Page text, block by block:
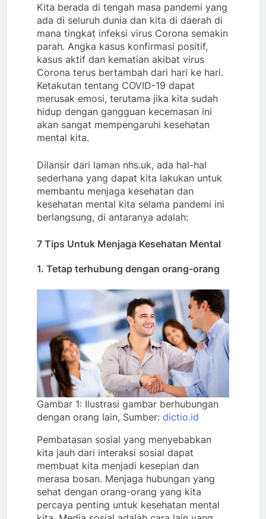
Kita berada di tengah masa pandemi yang
ada di seluruh dunia dan kita di daerah di
mana tingkat infeksi virus Corona semakin
parah. Angka kasus konfirmasi positif,
kasus aktif dan kematian akibat virus
Corona terus bertambah dari hari ke hari.
Ketakutan tentang COVID-19 dapat
merusak emosi, terutama jika kita sudah
hidup dengan gangguan kecemasan ini
akan sangat mempengaruhi kesehatan
mental kita.
Dilansir dari laman nhs.uk, ada hal-hal
sederhana yang dapat kita lakukan untuk
membantu menjaga kesehatan dan
kesehatan mental kita selama pandemi ini
berlangsung, di antaranya adalah:
7 Tips Untuk Menjaga Kesehatan Mental
1. Tetap terhubung dengan orang-orang
Gambar 1: Ilustrasi gambar berhubungan
dengan orang lain, Sumber: dictio.id
Pembatasan sosial yang menyebabkan
kita jauh dari interaksi sosial dapat
membuat kita menjadi kesepian dan
merasa bosan. Menjaga hubungan yang
sehat dengan orang-orang yang kita
percaya penting untuk kesehatan mental